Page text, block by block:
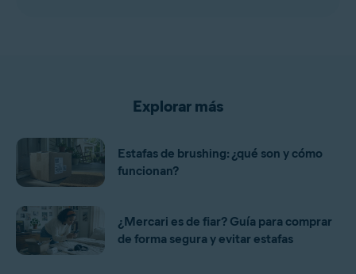
Explorar más
Estafas de brushing: ¿qué son y cómo
funcionan?
¿Mercari es de fiar? Guía para comprar
de forma segura y evitar estafas